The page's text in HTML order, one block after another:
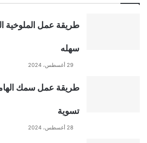
سهله
29 أغسطس، 2024
تسوية
28 أغسطس، 2024